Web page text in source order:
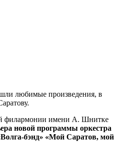
любимые произведения, в
филармонии имени А. Шнитке
новой программы оркестра
бэнд» «Мой Саратов, мой